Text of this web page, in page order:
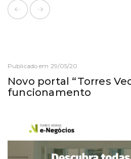
Publicado em 29/05/20
Novo portal “Torres
funcionamento